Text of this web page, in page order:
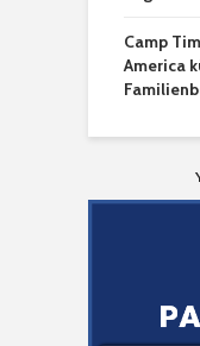
Camp
America